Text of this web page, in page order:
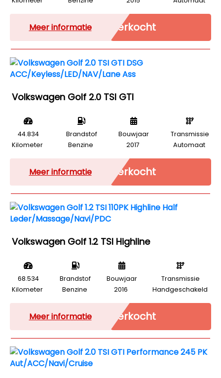
Meer informatie Verkocht
Volkswagen Golf 2.0 TSI GTI
44.834
Kilometer
Brandstof
Benzine
Bouwjaar
2017
Transmissie
Automaat
Meer informatie Verkocht
Volkswagen Golf 1.2 TSI Highline
68.534
Kilometer
Brandstof
Benzine
Bouwjaar
2016
Transmissie
Handgeschakeld
Meer informatie Verkocht